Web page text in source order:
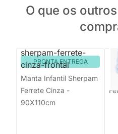
O que os
PRONTA ENTREGA
Manta Infantil Sherpam
Ferrete Cinza -
90X110cm